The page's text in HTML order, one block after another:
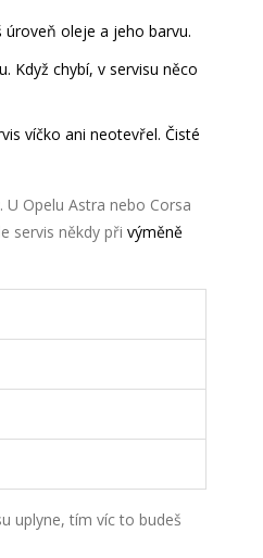
úroveň oleje a jeho barvu.
Když chybí, v servisu něco
víčko ani neotevřel. Čisté
Opelu Astra nebo Corsa
servis někdy při výměně
uplyne, tím víc to budeš